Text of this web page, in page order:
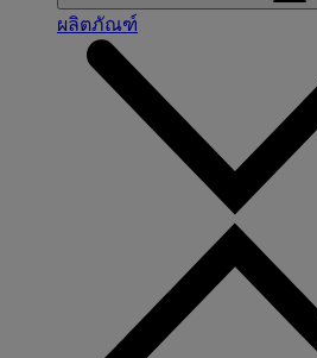
ผลิตภัณฑ์